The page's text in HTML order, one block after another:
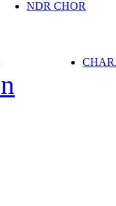
NDR CHOR